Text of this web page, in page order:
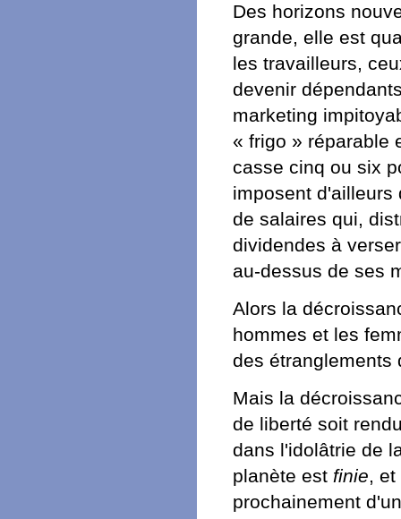
Des horizons
grande, elle est
les travailleurs,
devenir
marketing
« frigo » réparable
casse cinq ou six
imposent d'ailleurs
de salaires qui,
dividendes à
au-dessus de ses
Alors la
hommes et les
des étranglements
Mais la
de liberté soit
dans l'idolâtrie de
planète est finie,
prochainement